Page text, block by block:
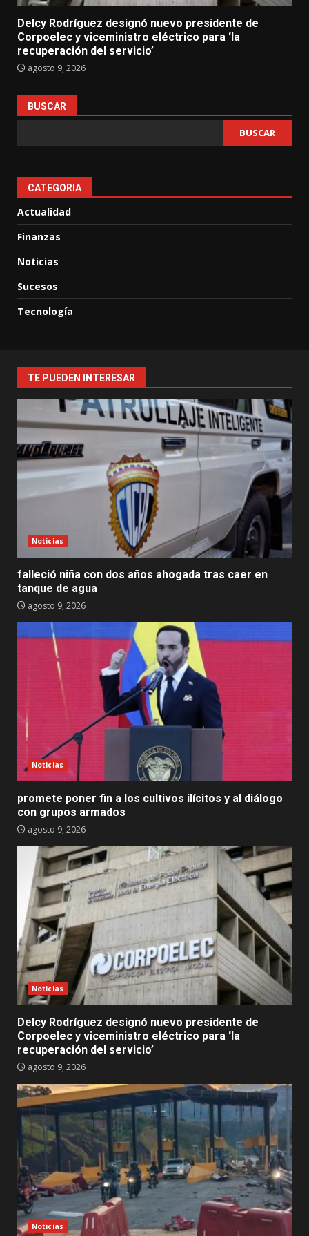
Delcy Rodríguez designó nuevo presidente de
Corpoelec y viceministro eléctrico para ‘la
recuperación del servicio’
agosto 9, 2026
BUSCAR
BUSCAR
CATEGORIA
Actualidad
Finanzas
Noticias
Sucesos
Tecnología
TE PUEDEN INTERESAR
Noticias
falleció niña con dos años ahogada tras caer en
tanque de agua
agosto 9, 2026
Noticias
promete poner fin a los cultivos ilícitos y al diálogo
con grupos armados
agosto 9, 2026
Noticias
Delcy Rodríguez designó nuevo presidente de
Corpoelec y viceministro eléctrico para ‘la
recuperación del servicio’
agosto 9, 2026
Noticias